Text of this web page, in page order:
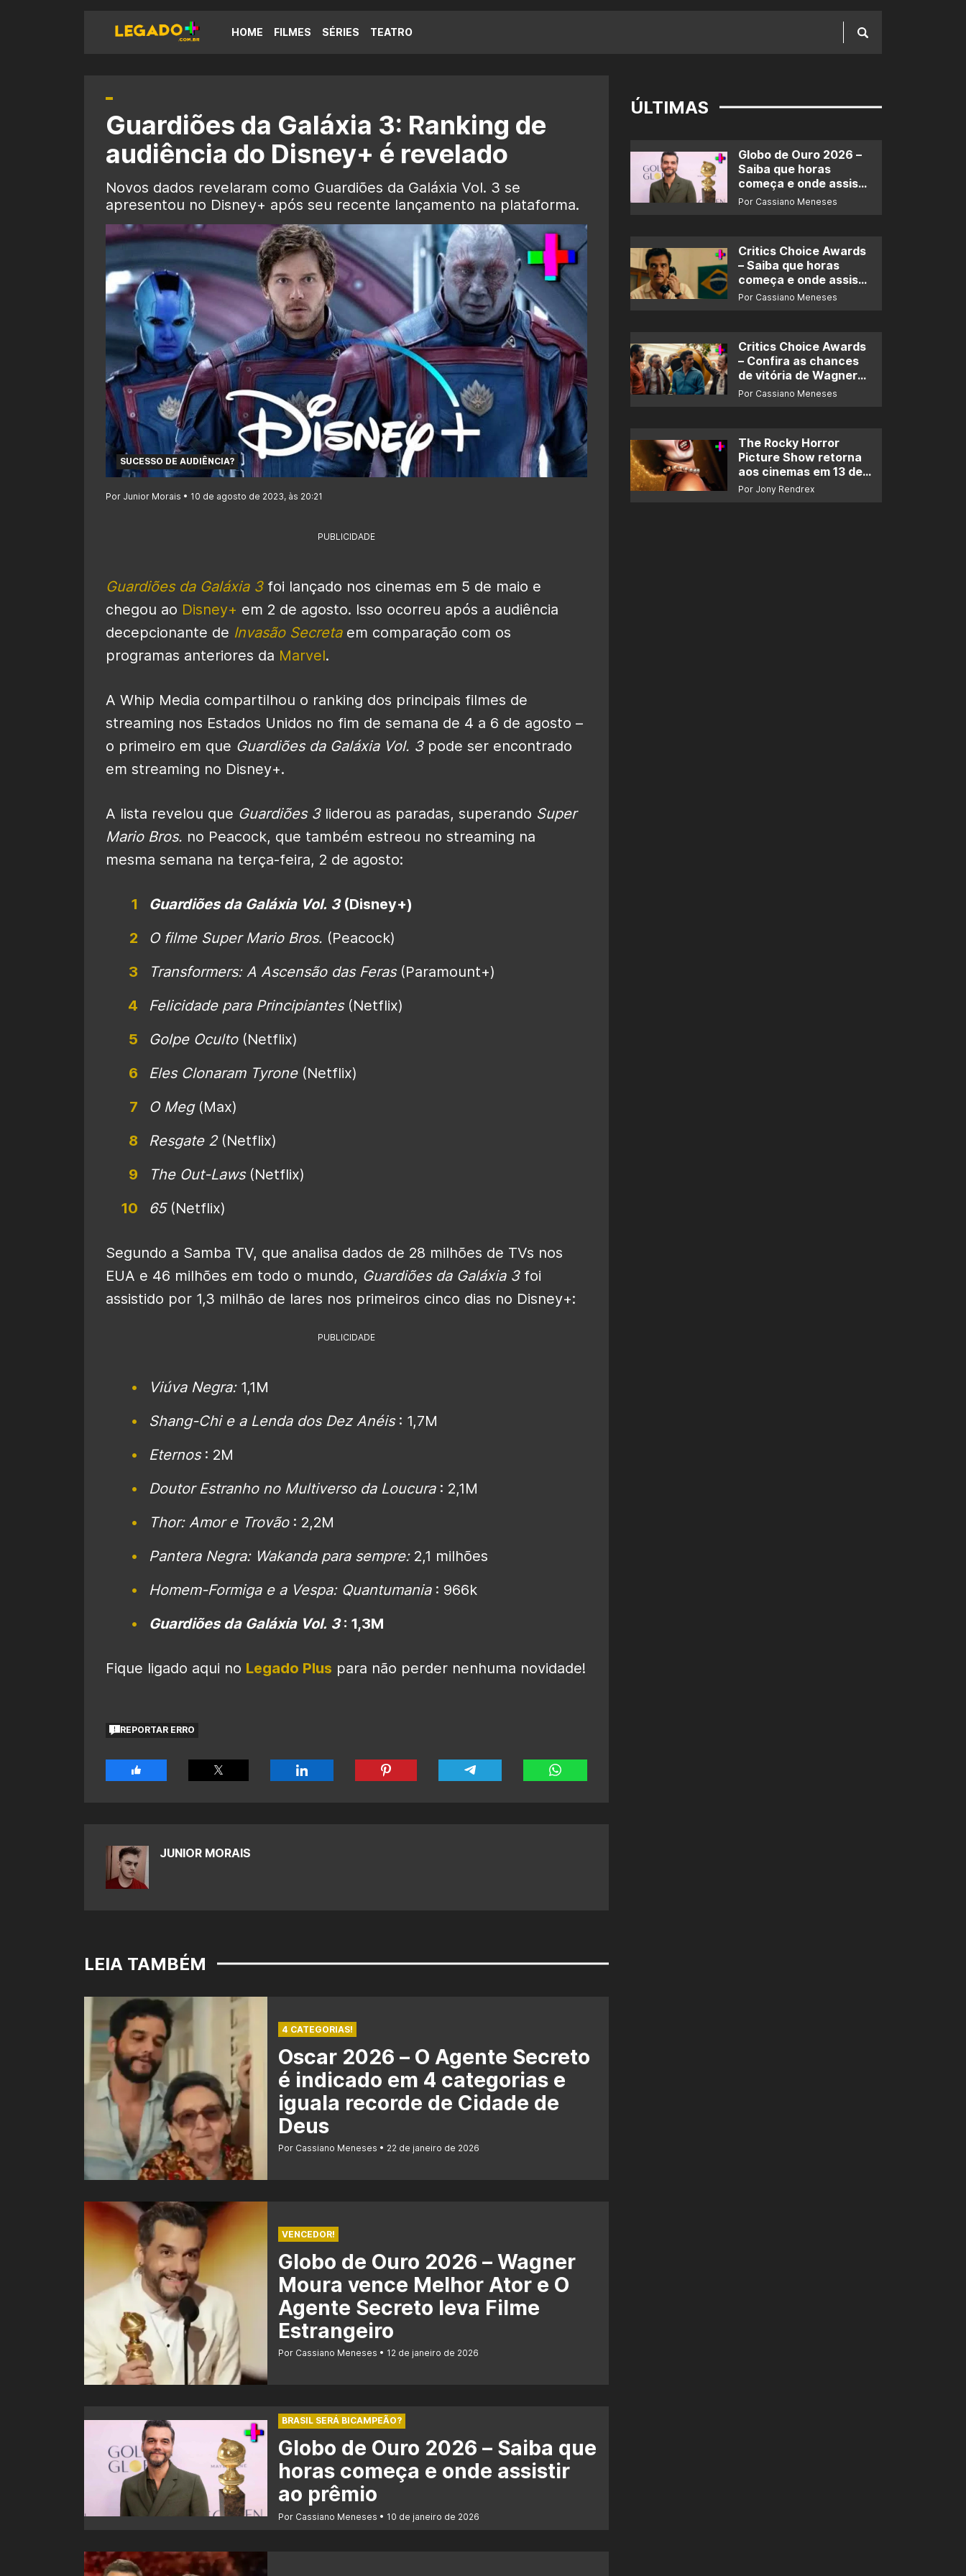
HOME FILMES SÉRIES TEATRO
Guardiões da Galáxia 3: Ranking de
audiência do Disney+ é revelado
Novos dados revelaram como Guardiões da Galáxia Vol. 3 se
apresentou no Disney+ após seu recente lançamento na plataforma.
SUCESSO DE AUDIÊNCIA?
Por Junior Morais • 10 de agosto de 2023, às 20:21
PUBLICIDADE
Guardiões da Galáxia 3 foi lançado nos cinemas em 5 de maio e
chegou ao Disney+ em 2 de agosto. Isso ocorreu após a audiência
decepcionante de Invasão Secretaem comparação com os
programas anteriores da Marvel.
A Whip Media compartilhou o ranking dos principais filmes de
streaming nos Estados Unidos no fim de semana de 4 a 6 de agosto –
o primeiro em que Guardiões da Galáxia Vol. 3pode ser encontrado
em streaming no Disney+.
A lista revelou que Guardiões 3liderou as paradas, superando Super
Mario Bros. no Peacock, que também estreou no streaming na
mesma semana na terça-feira, 2 de agosto:
Guardiões da Galáxia Vol. 3(Disney+)
O filme Super Mario Bros. (Peacock)
Transformers: A Ascensão das Feras(Paramount+)
Felicidade para Principiantes (Netflix)
Golpe Oculto(Netflix)
Eles Clonaram Tyrone(Netflix)
O Meg(Max)
Resgate 2(Netflix)
The Out-Laws(Netflix)
65(Netflix)
Segundo a Samba TV, que analisa dados de 28 milhões de TVs nos
EUA e 46 milhões em todo o mundo, Guardiões da Galáxia 3foi
assistido por 1,3 milhão de lares nos primeiros cinco dias no Disney+:
PUBLICIDADE
Viúva Negra:1,1M
Shang-Chi e a Lenda dos Dez Anéis: 1,7M
Eternos: 2M
Doutor Estranho no Multiverso da Loucura: 2,1M
Thor: Amor e Trovão: 2,2M
Pantera Negra: Wakanda para sempre:2,1 milhões
Homem-Formiga e a Vespa: Quantumania: 966k
Guardiões da Galáxia Vol. 3: 1,3M
Fique ligado aqui no Legado Plus para não perder nenhuma novidade!
REPORTAR ERRO
JUNIOR MORAIS
LEIA TAMBÉM
4 CATEGORIAS!
Oscar 2026 – O Agente Secreto
é indicado em 4 categorias e
iguala recorde de Cidade de
Deus
Por Cassiano Meneses 22 de janeiro de 2026
VENCEDOR!
Globo de Ouro 2026 – Wagner
Moura vence Melhor Ator e O
Agente Secreto leva Filme
Estrangeiro
Por Cassiano Meneses 12 de janeiro de 2026
BRASIL SERÁ BICAMPEÃO?
Globo de Ouro 2026 – Saiba que
horas começa e onde assistir
ao prêmio
Por Cassiano Meneses 10 de janeiro de 2026
ÚLTIMAS
Globo de Ouro 2026 –
Saiba que horas
começa e onde assistir
ao prêmio
Por Cassiano Meneses
Critics Choice Awards
– Saiba que horas
começa e onde assistir
ao prêmio
Por Cassiano Meneses
Critics Choice Awards
– Confira as chances
de vitória de Wagner
Moura e de ‘O Agente
Por Cassiano Meneses
The Rocky Horror
Picture Show retorna
aos cinemas em 13 de
novembro
Por Jony Rendrex